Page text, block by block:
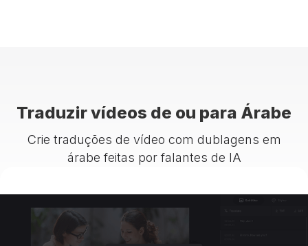
Traduzir vídeos de ou para Árabe
Crie traduções de vídeo com dublagens em
árabe feitas por falantes de IA